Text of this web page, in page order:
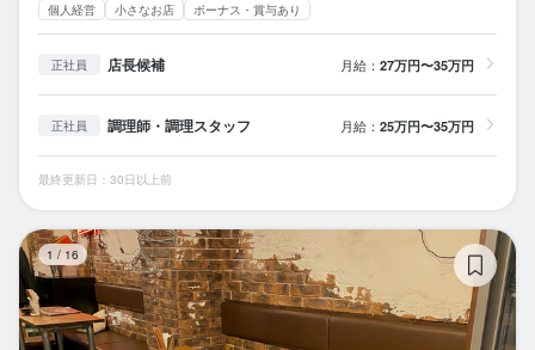
個人経営 小さなお店 ボーナス・賞与あり
正社員 店長候補 月給： 27万円〜35万円
正社員 調理師・調理スタッフ 月給： 25万円〜35万円
最終更新日：30日以上前
1 / 16